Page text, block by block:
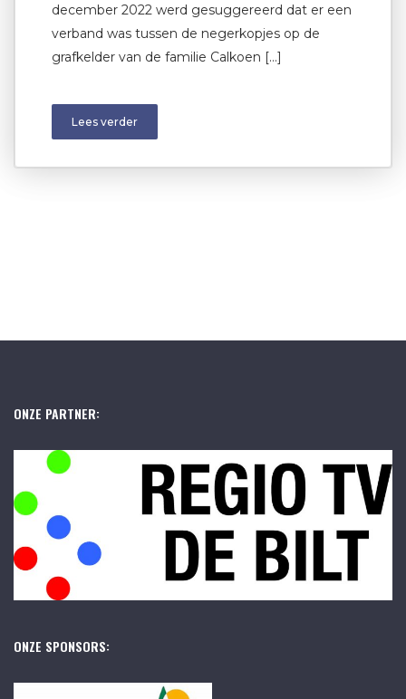
december 2022 werd gesuggereerd dat er een
verband was tussen de negerkopjes op de
grafkelder van de familie Calkoen […]
Lees verder
ONZE PARTNER:
ONZE SPONSORS: